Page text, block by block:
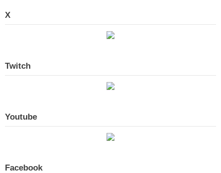
X
Twitch
Youtube
Facebook